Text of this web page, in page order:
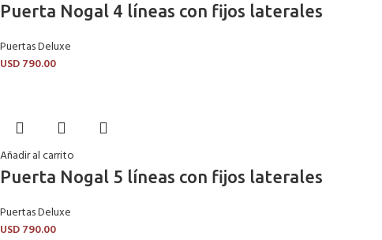
Puerta Nogal 4 líneas con fijos laterales
Puertas Deluxe
USD790.00
Añadir al carrito
Puerta Nogal 5 líneas con fijos laterales
Puertas Deluxe
USD790.00